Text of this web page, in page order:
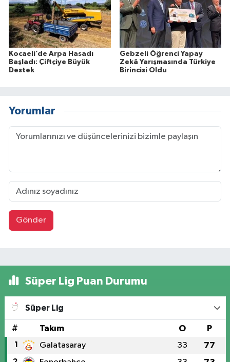
Kocaeli’de Arpa Hasadı
Başladı: Çiftçiye Büyük
Destek
Gebzeli Öğrenci Yapay
Zekâ Yarışmasında Türkiye
Birincisi Oldu
Yorumlar
Gönder
Süper Lig Puan Durumu
Süper Lig
# Takım O P
1 Galatasaray 33 77